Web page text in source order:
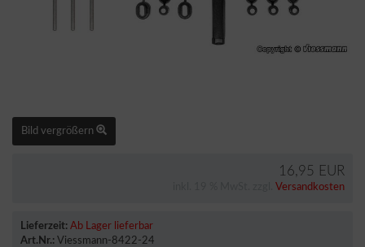
Bild vergrößern
16,95 EUR
Versandkosten
Lieferzeit: Ab Lager lieferbar
Art.Nr.: Viessmann-8422-24